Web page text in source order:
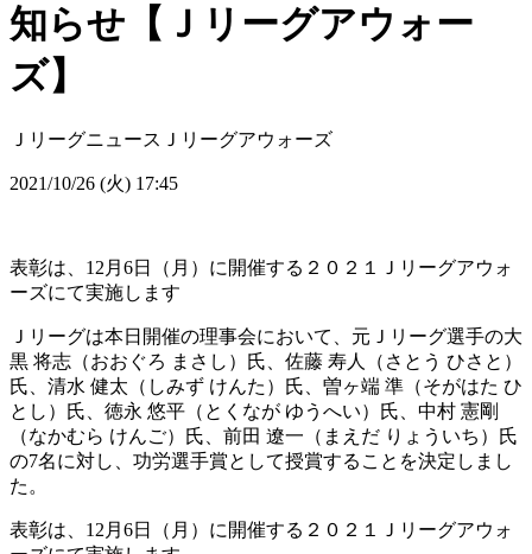
知らせ【Ｊリーグアウォー
ズ】
Ｊリーグニュース Ｊリーグアウォーズ
2021/10/26 (火) 17:45
表彰は、12月6日（月）に開催する２０２１Ｊリーグアウォ
ーズにて実施します
Ｊリーグは本日開催の理事会において、元Ｊリーグ選手の大
黒 将志（おおぐろ まさし）氏、佐藤 寿人（さとう ひさと）
氏、清水 健太（しみず けんた）氏、曽ヶ端 準（そがはた ひ
とし）氏、徳永 悠平（とくなが ゆうへい）氏、中村 憲剛
（なかむら けんご）氏、前田 遼一（まえだ りょういち）氏
の7名に対し、功労選手賞として授賞することを決定しまし
た。
表彰は、12月6日（月）に開催する２０２１Ｊリーグアウォ